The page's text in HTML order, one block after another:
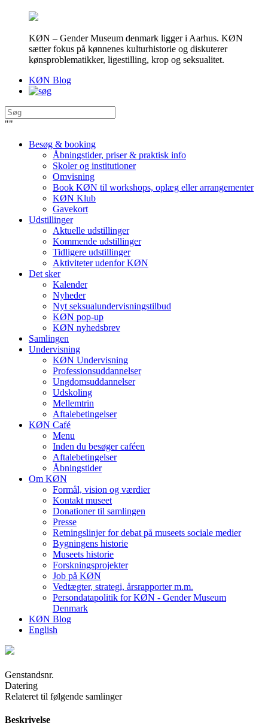
KØN – Gender Museum denmark ligger i Aarhus. KØN
sætter fokus på kønnenes kulturhistorie og diskuterer
kønsproblematikker, ligestilling, krop og seksualitet.
KØN Blog
""
Besøg & booking
Åbningstider, priser & praktisk info
Skoler og institutioner
Omvisning
Book KØN til workshops, oplæg eller arrangementer
KØN Klub
Gavekort
Udstillinger
Aktuelle udstillinger
Kommende udstillinger
Tidligere udstillinger
Aktiviteter udenfor KØN
Det sker
Kalender
Nyheder
Nyt seksualundervisningstilbud
KØN pop-up
KØN nyhedsbrev
Samlingen
Undervisning
KØN Undervisning
Professionsuddannelser
Ungdomsuddannelser
Udskoling
Mellemtrin
Aftalebetingelser
KØN Café
Menu
Inden du besøger caféen
Aftalebetingelser
Åbningstider
Om KØN
Formål, vision og værdier
Kontakt museet
Donationer til samlingen
Presse
Retningslinjer for debat på museets sociale medier
Bygningens historie
Museets historie
Forskningsprojekter
Job på KØN
Vedtægter, strategi, årsrapporter m.m.
Persondatapolitik for KØN - Gender Museum
Denmark
KØN Blog
English
Genstandsnr.
Datering
Relateret til følgende samlinger
Beskrivelse